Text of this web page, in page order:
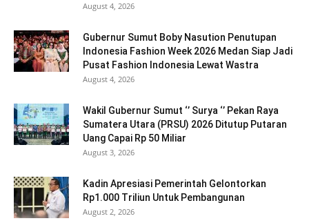
August 4, 2026
Gubernur Sumut Boby Nasution Penutupan
Indonesia Fashion Week 2026 Medan Siap Jadi
Pusat Fashion Indonesia Lewat Wastra
August 4, 2026
Wakil Gubernur Sumut ‘’ Surya ‘’ Pekan Raya
Sumatera Utara (PRSU) 2026 Ditutup Putaran
Uang Capai Rp 50 Miliar
August 3, 2026
Kadin Apresiasi Pemerintah Gelontorkan
Rp1.000 Triliun Untuk Pembangunan
August 2, 2026